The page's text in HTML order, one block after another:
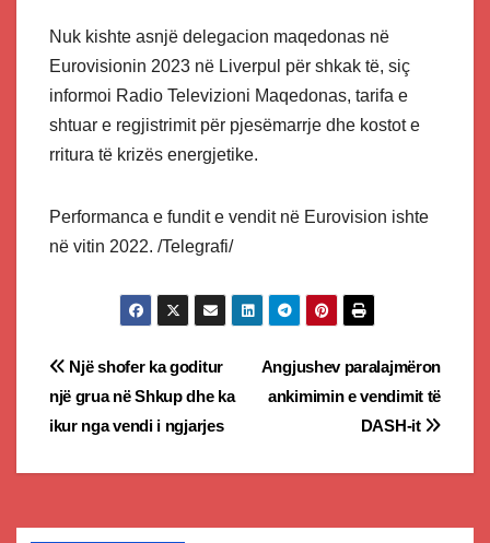
Nuk kishte asnjë delegacion maqedonas në
Eurovisionin 2023 në Liverpul për shkak të, siç
informoi Radio Televizioni Maqedonas, tarifa e
shtuar e regjistrimit për pjesëmarrje dhe kostot e
rritura të krizës energjetike.
Performanca e fundit e vendit në Eurovision ishte
në vitin 2022. /Telegrafi/
Post
navigation
Angjushev paralajmëron
ankimimin e vendimit të
DASH-it
Një shofer ka goditur
një grua në Shkup dhe ka
ikur nga vendi i ngjarjes